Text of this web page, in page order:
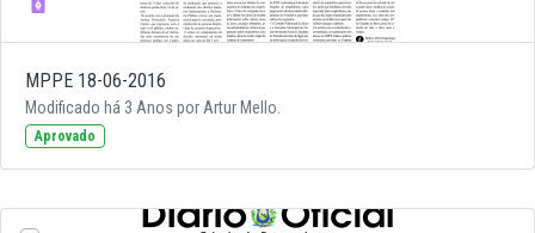
MPPE 18-06-2016
Modificado há 3 Anos por Artur Mello.
Aprovado